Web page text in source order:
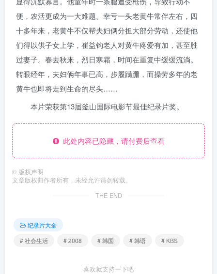
便，农活更成为一大难题。幸亏一头老黄牛常伴左右，四
十多年来，老黄牛不仅帮夫妇俩分担大部分劳动，还使他
们得以供子女上学，崔益钧老人对黄牛疼爱有加，甚至胜
过妻子。春去秋来，烈日寒霜，时间在重复中缓缓流淌。
转眼经年，夫妇俩年事已高，步履蹒跚，而操劳多年的老
黄牛也即将走到生命的尽头……
本片荣获第13届釜山国际电影节最佳纪录片奖。
此处内容已隐藏，请付费后查看
© 版权声明
文章版权归作者所有，未经允许请勿转载。
THE END
纪录片大全
# 社会生活
# 2008 # 韩国 # 韩语 # KBS
喜欢就支持一下吧